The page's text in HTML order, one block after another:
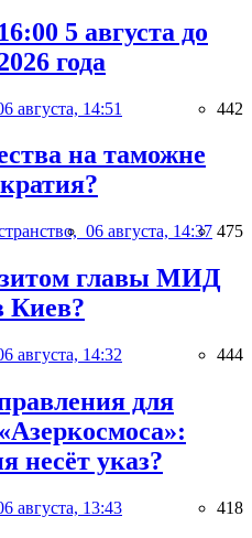
5 августа до
года
августа, 14:51 442
на таможне
06 августа, 14:37 475
главы МИД
Киев?
августа, 14:32 444
для
несёт указ?
августа, 13:43 418